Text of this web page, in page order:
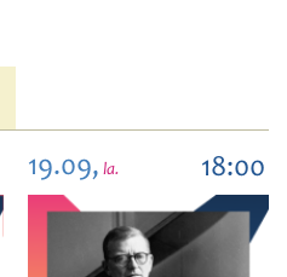
19.09, la. 18:00